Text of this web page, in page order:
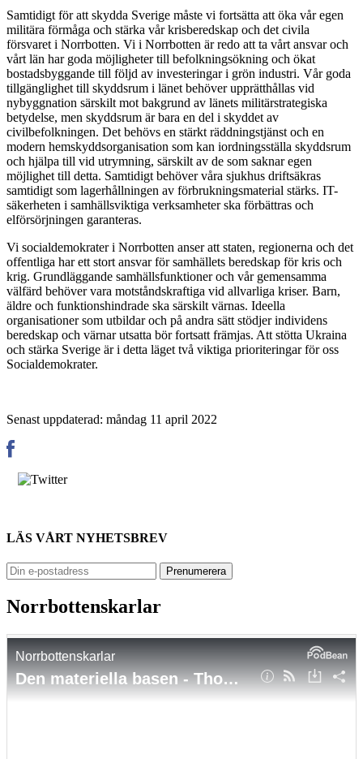
Samtidigt för att skydda Sverige måste vi fortsätta att öka vår egen
militära förmåga och stärka vår krisberedskap och det civila
försvaret i Norrbotten. Vi i Norrbotten är redo att ta vårt ansvar och
vårt län har goda möjligheter till befolkningsökning och ökat
bostadsbyggande till följd av investeringar i grön industri. Vår goda
tillgänglighet till skyddsrum i länet behöver upprätthållas vid
nybyggnation särskilt mot bakgrund av länets militärstrategiska
betydelse, men skyddsrum är bara en del i skyddet av
civilbefolkningen. Det behövs en stärkt räddningstjänst och en
modern hemskyddsorganisation som kan iordningsställa skyddsrum
och hjälpa till vid utrymning, särskilt av de som saknar egen
möjlighet till detta. Samtidigt behöver våra sjukhus driftsäkras
samtidigt som lagerhållningen av förbrukningsmaterial stärks. IT-
säkerheten i samhällsviktiga verksamheter ska förbättras och
elförsörjningen garanteras.
Vi socialdemokrater i Norrbotten anser att staten, regionerna och det
offentliga har ett stort ansvar för samhällets beredskap för kris och
krig. Grundläggande samhällsfunktioner och vår gemensamma
välfärd behöver vara motståndskraftiga vid allvarliga kriser. Barn,
äldre och funktionshindrade ska särskilt värnas. Ideella
organisationer som utbildar och på andra sätt stödjer individens
beredskap och värnar utsatta bör fortsatt främjas. Att stötta Ukraina
och stärka Sverige är i detta läget två viktiga prioriteringar för oss
Socialdemokrater.
Senast uppdaterad: måndag 11 april 2022
LÄS VÅRT NYHETSBREV
Norrbottenskarlar